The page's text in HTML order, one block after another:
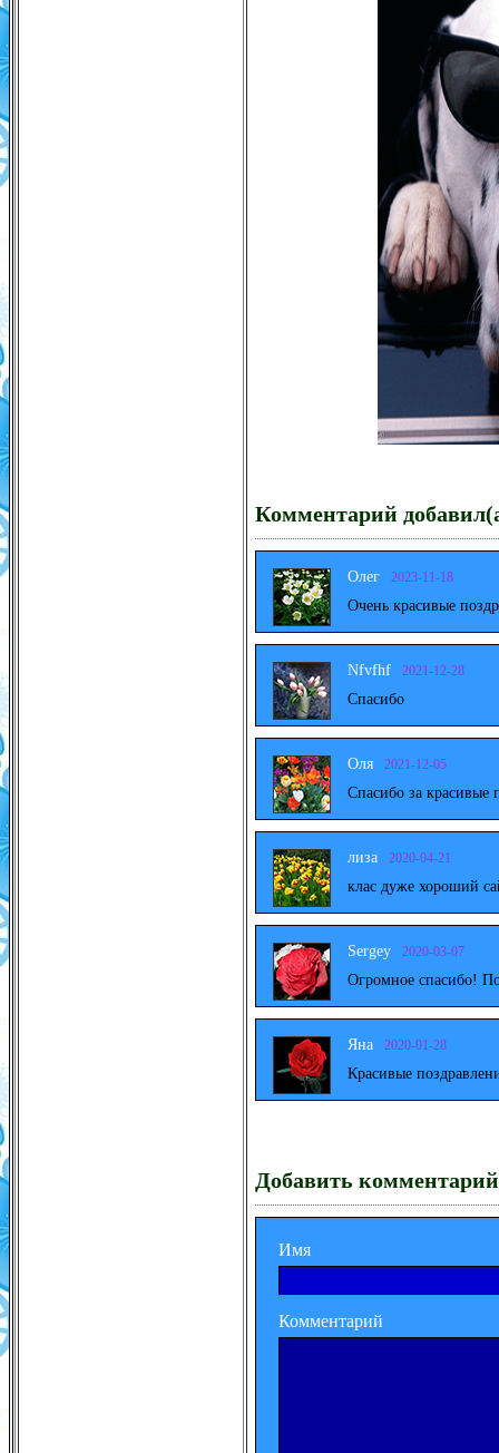
Комментарий
Олег 2023-11-18
Очень красивые
Nfvfhf 2021-12-28
Спасибо
Оля 2021-12-05
Спасибо за красивые
лиза 2020-04-21
клас дуже хороший
Sergey 2020-03-07
Огромное спасибо!
Яна 2020-01-28
Красивые
Добавить комментарий
Имя
Комментарий